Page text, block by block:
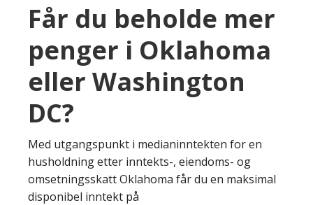
Får du beholde mer
penger i Oklahoma
eller Washington
DC?
Med utgangspunkt i medianinntekten for en
husholdning etter inntekts-, eiendoms- og
omsetningsskatt Oklahoma får du en maksimal
disponibel inntekt på